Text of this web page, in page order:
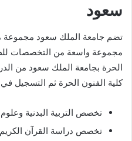
سعود
تضم جامعة الملك سعود مجموعة
مجموعة واسعة من التخصصات
الحرة بجامعة الملك سعود من
كلية الفنون الحرة ثم التسجيل
تخصص التربية البدنية
تخصص دراسة القرآن